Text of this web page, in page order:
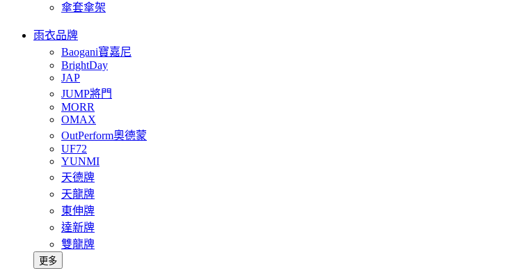
傘套傘架
雨衣品牌
Baogani寶嘉尼
BrightDay
JAP
JUMP將門
MORR
OMAX
OutPerform奧德蒙
UF72
YUNMI
天德牌
天龍牌
東伸牌
達新牌
雙龍牌
更多